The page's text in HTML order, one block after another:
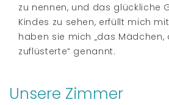
zu nennen, und das glückliche
Kindes zu sehen, erfüllt mich
haben sie mich „das Mädchen,
zuflüsterte“ genannt.
Unsere Zimmer